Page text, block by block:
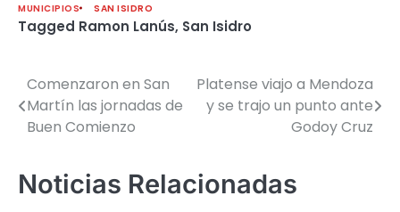
MUNICIPIOS
SAN ISIDRO
Tagged Ramon Lanús, San Isidro
Navegación
de
Comenzaron en San
Martín las jornadas de
Buen Comienzo
Platense viajo a Mendoza
y se trajo un punto ante
Godoy Cruz
Noticias Relacionadas